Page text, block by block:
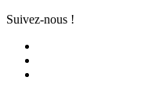
Suivez-nous !